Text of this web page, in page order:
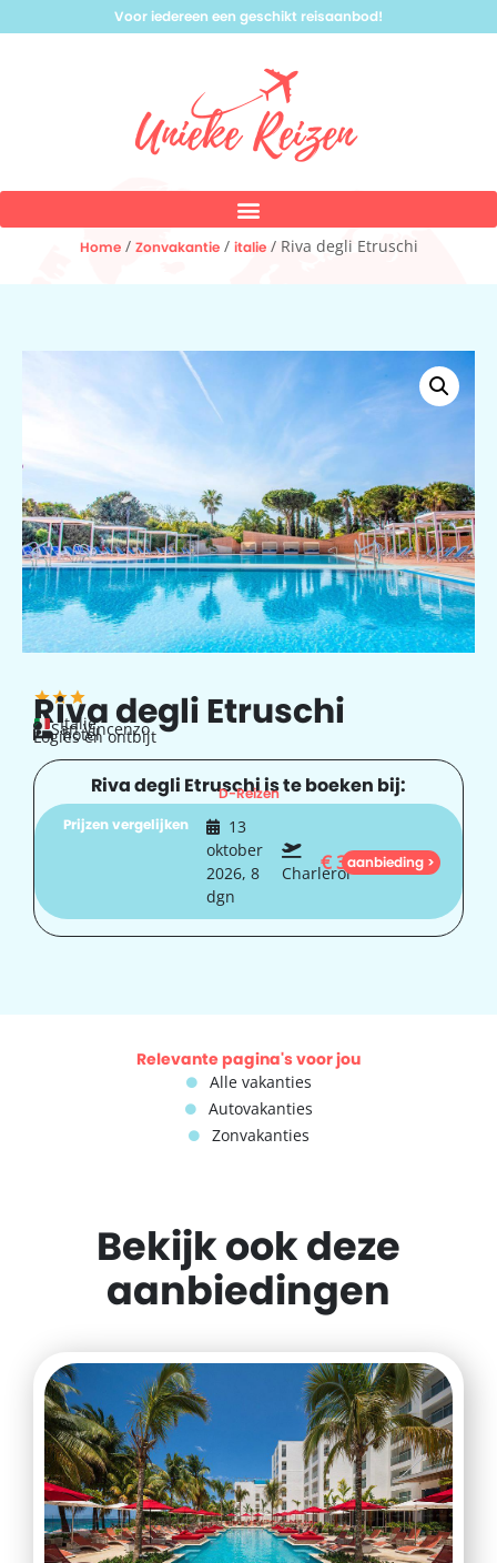
Voor iedereen een geschikt reisaanbod!
Home/ Zonvakantie/ italie/ Riva degli Etruschi
Riva degli Etruschi
Italië
San Vincenzo
hotel
Logies en ontbijt
Riva degli Etruschi is te boeken bij:
D-Reizen
Prijzen vergelijken
13
oktober
2026, 8
dgn
Charleroi
€389
aanbieding >
Relevante pagina's voor jou
Alle vakanties
Autovakanties
Zonvakanties
Bekijk ook deze
aanbiedingen